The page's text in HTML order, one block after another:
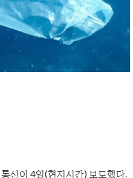
신이 4일(현지시간) 보도했다.